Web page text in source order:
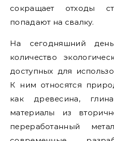
сокращает отходы
попадают на свалку.
На сегодняшний
количество
доступных для
К ним относятся
как древесина,
материалы из
переработанный